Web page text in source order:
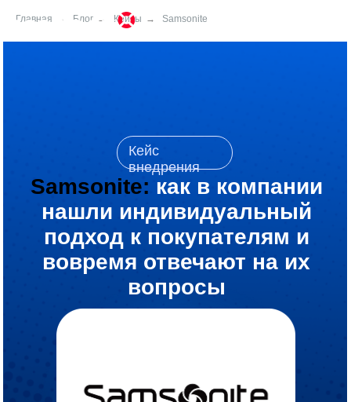
Главная → Блог → Кейсы → Samsonite
Кейс
внедрения
Samsonite: как в компании
нашли индивидуальный
подход к покупателям и
вовремя отвечают на их
вопросы